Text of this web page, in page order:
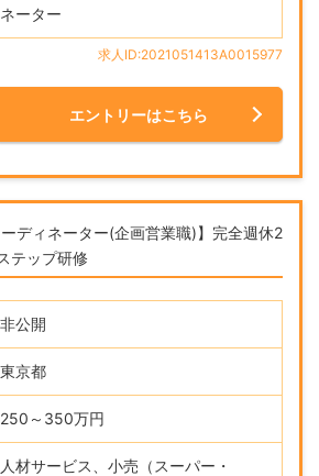
ネーター
求人ID:2021051413A0015977
エントリーはこちら
ディネーター(企画営業職)】完全週休2
テップ研修
非公開
東京都
250～350万円
人材サービス、小売（スーパー・